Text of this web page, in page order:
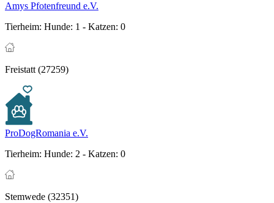
Amys Pfotenfreund e.V.
Tierheim: Hunde: 1 - Katzen: 0
Freistatt (27259)
ProDogRomania e.V.
Tierheim: Hunde: 2 - Katzen: 0
Stemwede (32351)